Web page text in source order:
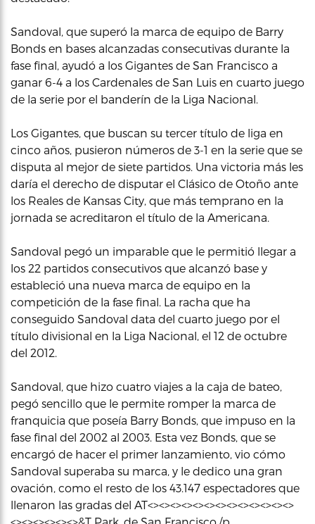
Sandoval, que superó la marca de equipo de Barry
Bonds en bases alcanzadas consecutivas durante la
fase final, ayudó a los Gigantes de San Francisco a
ganar 6-4 a los Cardenales de San Luis en cuarto juego
de la serie por el banderín de la Liga Nacional.
Los Gigantes, que buscan su tercer título de liga en
cinco años, pusieron números de 3-1 en la serie que se
disputa al mejor de siete partidos. Una victoria más les
daría el derecho de disputar el Clásico de Otoño ante
los Reales de Kansas City, que más temprano en la
jornada se acreditaron el título de la Americana.
Sandoval pegó un imparable que le permitió llegar a
los 22 partidos consecutivos que alcanzó base y
estableció una nueva marca de equipo en la
competición de la fase final. La racha que ha
conseguido Sandoval data del cuarto juego por el
título divisional en la Liga Nacional, el 12 de octubre
del 2012.
Sandoval, que hizo cuatro viajes a la caja de bateo,
pegó sencillo que le permite romper la marca de
franquicia que poseía Barry Bonds, que impuso en la
fase final del 2002 al 2003. Esta vez Bonds, que se
encargó de hacer el primer lanzamiento, vio cómo
Sandoval superaba su marca, y le dedico una gran
ovación, como el resto de los 43.147 espectadores que
llenaron las gradas del AT<><><><><><><><><><><><><>